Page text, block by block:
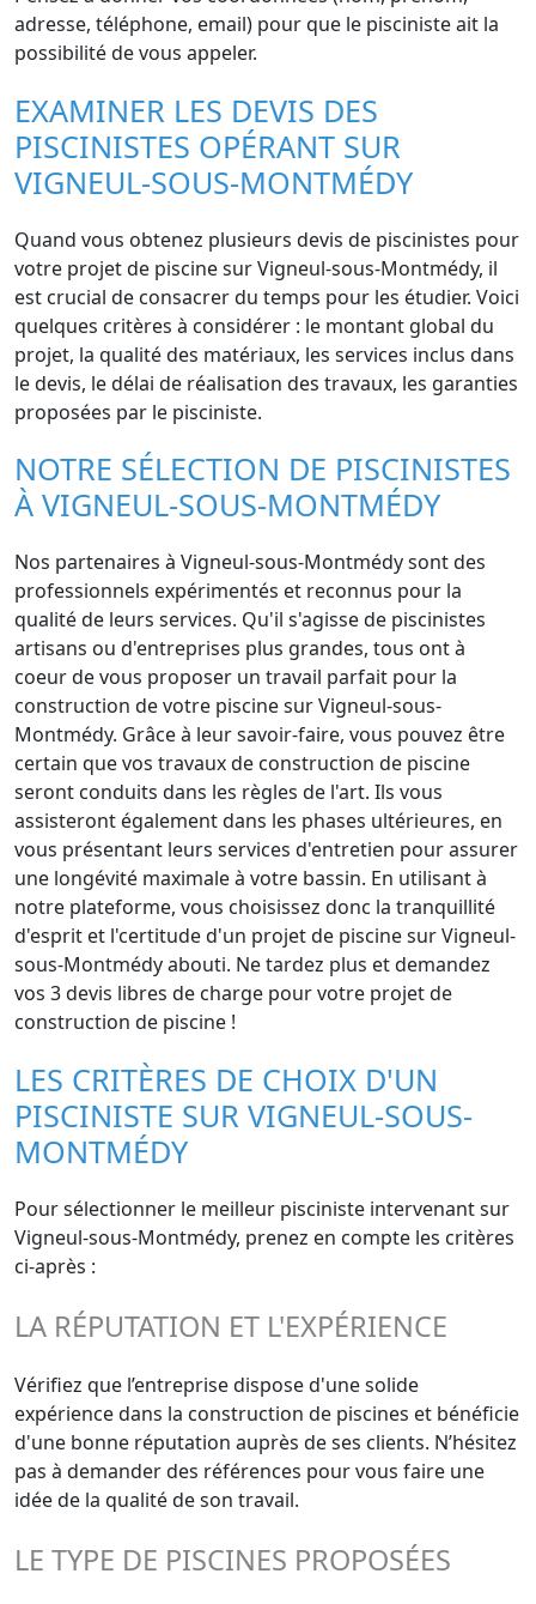
adresse, téléphone, email) pour que le pisciniste ait la
possibilité de vous appeler.
EXAMINER LES DEVIS DES
PISCINISTES OPÉRANT SUR
VIGNEUL-SOUS-MONTMÉDY
Quand vous obtenez plusieurs devis de piscinistes pour
votre projet de piscine sur Vigneul-sous-Montmédy, il
est crucial de consacrer du temps pour les étudier. Voici
quelques critères à considérer : le montant global du
projet, la qualité des matériaux, les services inclus dans
le devis, le délai de réalisation des travaux, les garanties
proposées par le pisciniste.
NOTRE SÉLECTION DE PISCINISTES
À VIGNEUL-SOUS-MONTMÉDY
Nos partenaires à Vigneul-sous-Montmédy sont des
professionnels expérimentés et reconnus pour la
qualité de leurs services. Qu'il s'agisse de piscinistes
artisans ou d'entreprises plus grandes, tous ont à
coeur de vous proposer un travail parfait pour la
construction de votre piscine sur Vigneul-sous-
Montmédy. Grâce à leur savoir-faire, vous pouvez être
certain que vos travaux de construction de piscine
seront conduits dans les règles de l'art. Ils vous
assisteront également dans les phases ultérieures, en
vous présentant leurs services d'entretien pour assurer
une longévité maximale à votre bassin. En utilisant à
notre plateforme, vous choisissez donc la tranquillité
d'esprit et l'certitude d'un projet de piscine sur Vigneul-
sous-Montmédy abouti. Ne tardez plus et demandez
vos 3 devis libres de charge pour votre projet de
construction de piscine !
LES CRITÈRES DE CHOIX D'UN
PISCINISTE SUR VIGNEUL-SOUS-
MONTMÉDY
Pour sélectionner le meilleur pisciniste intervenant sur
Vigneul-sous-Montmédy, prenez en compte les critères
ci-après :
LA RÉPUTATION ET L'EXPÉRIENCE
Vérifiez que l’entreprise dispose d'une solide
expérience dans la construction de piscines et bénéficie
d'une bonne réputation auprès de ses clients. N’hésitez
pas à demander des références pour vous faire une
idée de la qualité de son travail.
LE TYPE DE PISCINES PROPOSÉES